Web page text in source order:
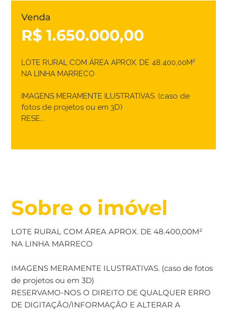
Venda
R$ 1.650.000,00
LOTE RURAL COM ÁREA APROX. DE 48.400,00M²
NA LINHA MARRECO
IMAGENS MERAMENTE ILUSTRATIVAS. (caso de
fotos de projetos ou em 3D)
RESE...
Sobre o imóvel
LOTE RURAL COM ÁREA APROX. DE 48.400,00M²
NA LINHA MARRECO
IMAGENS MERAMENTE ILUSTRATIVAS. (caso de fotos
de projetos ou em 3D)
RESERVAMO-NOS O DIREITO DE QUALQUER ERRO
DE DIGITAÇÃO/INFORMAÇÃO E ALTERAR A